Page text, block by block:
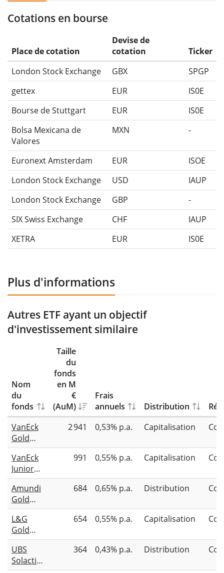
Cotations en bourse
Place de cotation
Devise de
cotation
Ticker
London Stock Exchange
GBX
SPGP
gettex
EUR
IS0E
Bourse de Stuttgart
EUR
IS0E
Bolsa Mexicana de
Valores
MXN -
Euronext Amsterdam EUR
ISOE
London Stock Exchange
USD
IAUP
London Stock Exchange
GBP
-
SIX Swiss Exchange
CHF
IAUP
XETRA
EUR IS0E
Plus d'informations
Autres ETF ayant un objectif
d'investissement similaire
Nom
du
fonds
Taille
du
fonds
en M
€
(AuM)
Frais
annuels
Distribution
VanEck
Gold
Miners
UCITS
ETF
2 941 0,53% p.a. Capitalisation
VanEck
Junior
Gold
Miners
UCITS
991 0,55% p.a. Capitalisation
Amundi
Gold
Miners
UCITS
ETF Dist
684 0,65% p.a. Distribution
L&G
Gold
Mining
UCITS
ETF
654 0,55% p.a. Capitalisation
UBS
Solactive
364 0,43% p.a. Distribution